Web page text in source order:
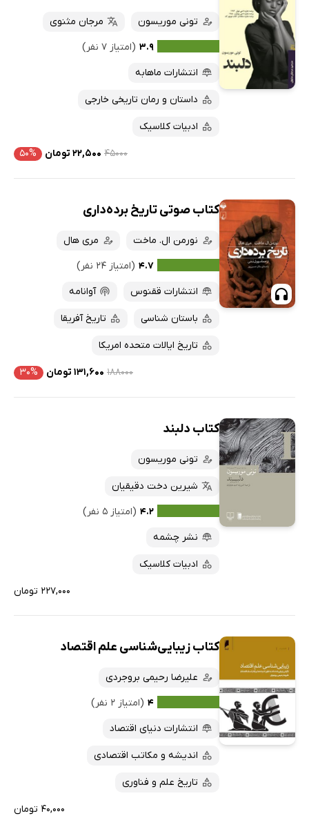
تونی موریسون
مرجان مثنوی
۳.۹ (امتیاز ۷ نفر)
انتشارات ماهابه
داستان و رمان تاریخی خارجی
ادبیات کلاسیک
۴۵۰۰۰ ۲۲,۵۰۰ تومان ۵۰%
کتاب صوتی تاریخ برده‌داری
نورمن ال. ماخت
مری هال
۴.۷ (امتیاز ۲۴ نفر)
انتشارات ققنوس
آوانامه
باستان شناسی تاریخ آفریقا
تاریخ ایالات متحده امریکا
۱۸۸۰۰۰ ۱۳۱,۶۰۰ تومان ۳۰%
کتاب دلبند
تونی موریسون
شیرین دخت دقیقیان
۴.۲ (امتیاز ۵ نفر)
نشر چشمه
ادبیات کلاسیک
۲۲۷,۰۰۰ تومان
کتاب زیبایی‌شناسی علم اقتصاد
علیرضا رحیمی بروجردی
۴ (امتیاز ۲ نفر)
انتشارات دنیای اقتصاد
اندیشه و مکاتب اقتصادی
تاریخ علم و فناوری
۴۰,۰۰۰ تومان